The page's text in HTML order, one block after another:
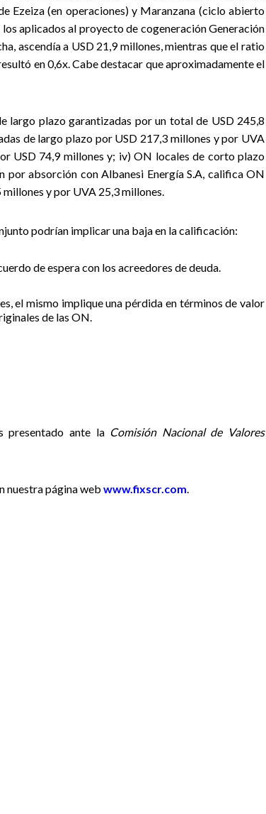
Ezeiza (en operaciones) y Maranzana (ciclo abierto
aplicados al proyecto de cogeneración Generación
ascendía a USD 21,9 millones, mientras que el ratio
en 0,6x. Cabe destacar que aproximadamente el
largo plazo garantizadas por un total de USD 245,8
de largo plazo por USD 217,3 millones y por UVA
USD 74,9 millones y; iv) ON locales de corto plazo
por absorción con Albanesi Energía S.A, califica ON
y por UVA 25,3 millones.
podrían implicar una baja en la calificación:
de espera con los acreedores de deuda.
el mismo implique una pérdida en términos de valor
de las ON.
presentado ante la Comisión Nacional de Valores
nuestra página web www.fixscr.com.